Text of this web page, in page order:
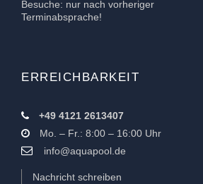
Besuche: nur nach vorheriger
Terminabsprache!
ERREICHBARKEIT
+49 4121 2613407
Mo. – Fr.: 8:00 – 16:00 Uhr
info@aquapool.de
Nachricht schreiben